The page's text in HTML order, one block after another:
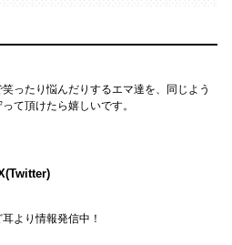
ったり悩んだりするエマ達を、同じよう
て頂けたら嬉しいです。
より情報発信中！